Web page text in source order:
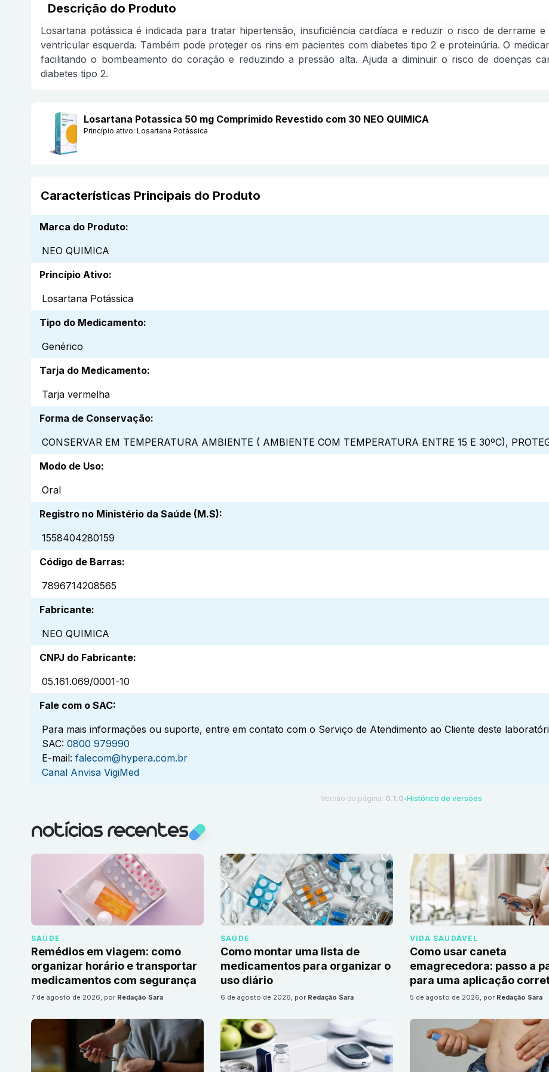
Descrição do Produto
Losartana potássica é indicada para tratar hipertensão, insuficiência cardíaca e reduzir o risco de derrame
ventricular esquerda. Também pode proteger os rins em pacientes com diabetes tipo 2 e proteinúria. O
facilitando o bombeamento do coração e reduzindo a pressão alta. Ajuda a diminuir o risco de doenças
diabetes tipo 2.
Losartana Potassica 50 mg Comprimido Revestido com 30 NEO QUIMICA
Princípio ativo: Losartana Potássica
Características Principais do Produto
Marca do Produto:
NEO QUIMICA
Princípio Ativo:
Losartana Potássica
Tipo do Medicamento:
Genérico
Tarja do Medicamento:
Tarja vermelha
Forma de Conservação:
CONSERVAR EM TEMPERATURA AMBIENTE ( AMBIENTE COM TEMPERATURA ENTRE 15 E 30ºC),
Modo de Uso:
Oral
Registro no Ministério da Saúde (M.S):
1558404280159
Código de Barras:
7896714208565
Fabricante:
NEO QUIMICA
CNPJ do Fabricante:
05.161.069/0001-10
Fale com o SAC:
Para mais informações ou suporte, entre em contato com o Serviço de Atendimento ao Cliente deste
SAC: 0800 979990
E-mail: falecom@hypera.com.br
Canal Anvisa VigiMed
Versão da página: 0.1.0 ●Histórico de versões
notícias recentes
SAÚDE
Remédios em viagem: como
organizar horário e transportar
medicamentos com segurança
7 de agosto de 2026, por Redação Sara
SAÚDE
Como montar uma lista de
medicamentos para organizar o
uso diário
6 de agosto de 2026, por Redação Sara
VIDA SAUDÁVEL
Como usar caneta
emagrecedora: passo a
para uma aplicação
5 de agosto de 2026, por Redação Sara